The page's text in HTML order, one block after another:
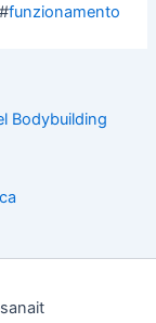
#funzionamento
Bodybuilding